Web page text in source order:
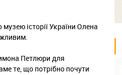
історії України Олена
Петлюри для
те, що потрібно почути